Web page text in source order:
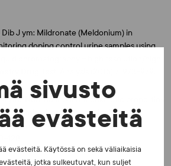
sivusto
evästeitä
evästeitä. Käytössä on sekä väliaikaisia
jotka sulkeutuvat, kun suljet
J ym: Mildronate (Meldonium) in
doping control urine samples using
Drug Test. Analysis (2015) 7: 973–979.
J ym.: Nonlinear pharmacokinetic properties
randomized, open-label, single- and
volunteers. Fundamental Clin